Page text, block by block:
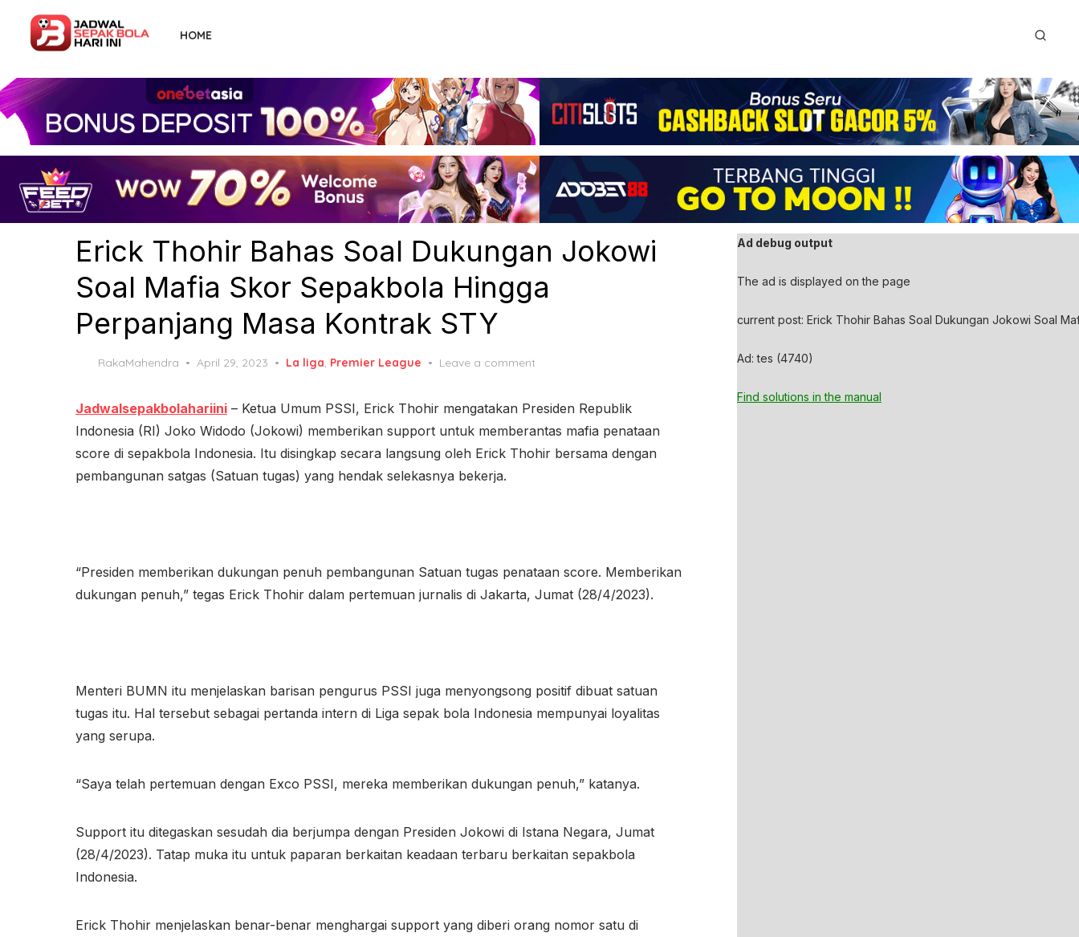
content
HOME
Erick Thohir Bahas Soal Dukungan Jokowi
Soal Mafia Skor Sepakbola Hingga
Perpanjang Masa Kontrak STY
RakaMahendra
Posted
April 29, 2023 La liga, Premier League Leave a comment
Jadwalsepakbolahariini – Ketua Umum PSSI, Erick Thohir mengatakan Presiden Republik
Indonesia (RI) Joko Widodo (Jokowi) memberikan support untuk memberantas mafia penataan
score di sepakbola Indonesia. Itu disingkap secara langsung oleh Erick Thohir bersama dengan
pembangunan satgas (Satuan tugas) yang hendak selekasnya bekerja.
“Presiden memberikan dukungan penuh pembangunan Satuan tugas penataan score. Memberikan
dukungan penuh,” tegas Erick Thohir dalam pertemuan jurnalis di Jakarta, Jumat (28/4/2023).
Menteri BUMN itu menjelaskan barisan pengurus PSSI juga menyongsong positif dibuat satuan
tugas itu. Hal tersebut sebagai pertanda intern di Liga sepak bola Indonesia mempunyai loyalitas
yang serupa.
“Saya telah pertemuan dengan Exco PSSI, mereka memberikan dukungan penuh,” katanya.
Support itu ditegaskan sesudah dia berjumpa dengan Presiden Jokowi di Istana Negara, Jumat
(28/4/2023). Tatap muka itu untuk paparan berkaitan keadaan terbaru berkaitan sepakbola
Indonesia.
Erick Thohir menjelaskan benar-benar menghargai support yang diberi orang nomor satu di
Ad debug output
The ad is displayed on the page
current post: Erick Thohir Bahas Soal Dukungan Jokowi Soal
Ad: tes (4740)
Find solutions in the manual